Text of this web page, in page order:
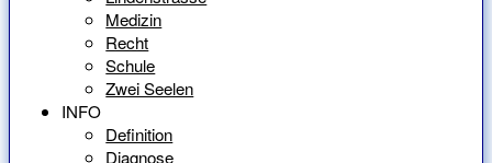
Medizin
Recht
Schule
Zwei Seelen
INFO
Definition
Diagnose